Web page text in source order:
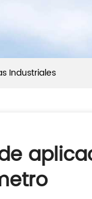
Industriales